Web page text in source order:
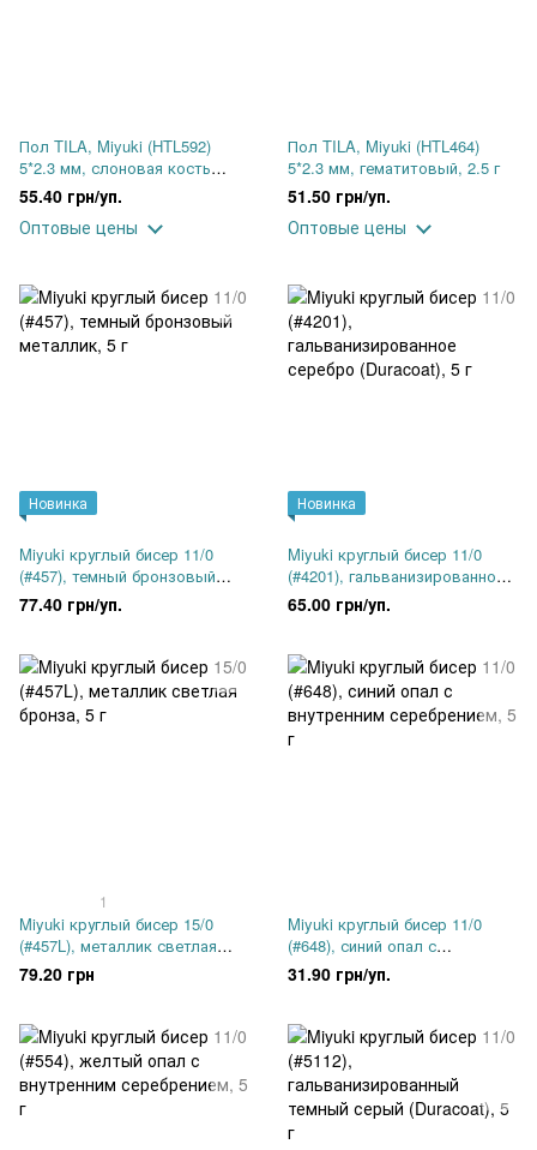
Пол TILA, Miyuki (HTL592)
5*2.3 мм, слоновая кость
жемчужный цейлон, 2.5 г
55.40 грн/уп.
Оптовые цены
Пол TILA, Miyuki (HTL464)
5*2.3 мм, гематитовый, 2.5 г
51.50 грн/уп.
Оптовые цены
Новинка
Miyuki круглый бисер 11/0
(#457), темный бронзовый
металлик, 5 г
77.40 грн/уп.
Новинка
Miyuki круглый бисер 11/0
(#4201), гальванизированное
серебро (Duracoat), 5 г
65.00 грн/уп.
1
Miyuki круглый бисер 15/0
(#457L), металлик светлая
бронза, 5 г
79.20 грн
Miyuki круглый бисер 11/0
(#648), синий опал с
внутренним серебрением, 5 г
31.90 грн/уп.